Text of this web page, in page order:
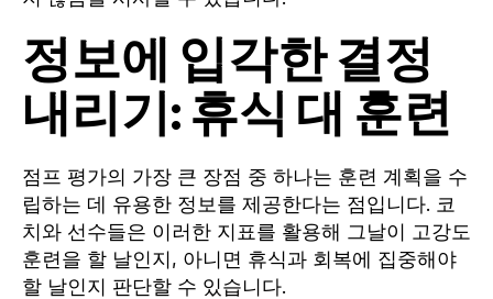
정보에 입각한 결정
내리기: 휴식 대 훈련
점프 평가의 가장 큰 장점 중 하나는 훈련 계획을 수
립하는 데 유용한 정보를 제공한다는 점입니다. 코
치와 선수들은 이러한 지표를 활용해 그날이 고강도
훈련을 할 날인지, 아니면 휴식과 회복에 집중해야
할 날인지 판단할 수 있습니다.